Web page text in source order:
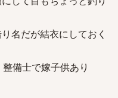
だが結衣にしておく
士で嫁子供あり